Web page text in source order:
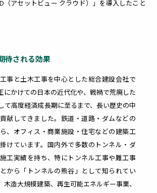
PC
弱性
によ
セキ
ュリ
リス
クを
未然
に防
ぐ
外部シス
テム連携
オプショ
ン
操作ログを
生産性向上
やセキュリ
ティ強化
（アセットビュー クラウド）」を導入したこと
待される効果
事と土木工事を中心とした総合建設会社で
にかけての日本の近代化や、戦禍で荒廃した
て高度経済成長期に至るまで、長い歴史の中
献してきました。鉄道・道路・ダムなどの
、オフィス・商業施設・住宅などの建築工
けています。国内外で多数のトンネル・ダ
工実績を持ち、特にトンネル工事や難工事
から「トンネルの熊谷」として知られてい
木造大規模建築、再生可能エネルギー事業、